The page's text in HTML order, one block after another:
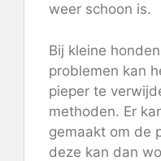
weer schoon is.
Bij kleine
problemen kan
pieper te
methoden. Er
gemaakt om de
deze kan dan